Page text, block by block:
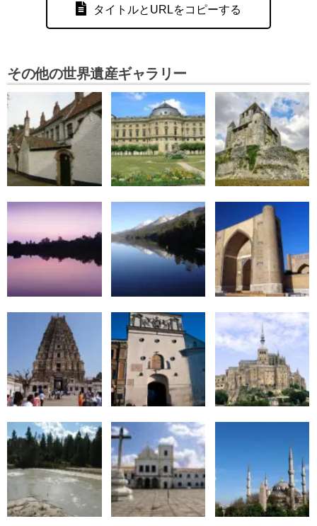
タイトルとURLをコピーする
その他の世界遺産ギャラリー